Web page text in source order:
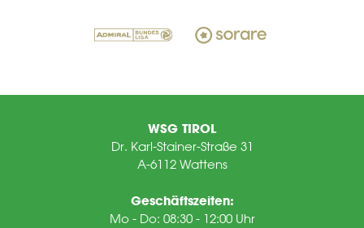
WSG TIROL
Dr. Karl-Stainer-Straße 31
A-6112 Wattens
Geschäftszeiten:
Mo - Do: 08:30 - 12:00 Uhr